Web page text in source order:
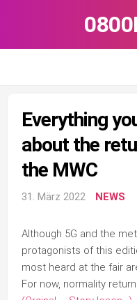
Everything
about the
the MWC
31. März 2022 NEWS
Although 5G and the
protagonists of this
most heard at the fair
For now, normality